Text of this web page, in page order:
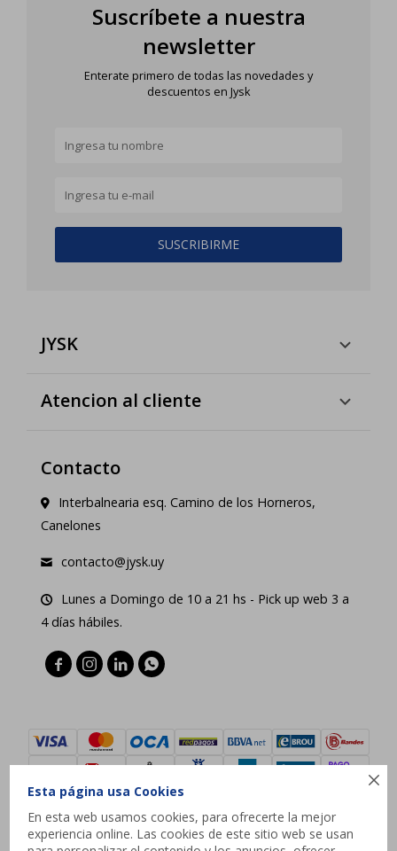

Esta página usa Cookies
En esta web usamos cookies, para ofrecerte la mejor
experiencia online. Las cookies de este sitio web se usan
Suscríbete a nuestra
newsletter
Enterate primero de todas las novedades y
descuentos en Jysk
SUSCRIBIRME
JYSK
Atencion al cliente
Contacto
Interbalnearia esq. Camino de los Horneros,
Canelones
contacto@jysk.uy
Lunes a Domingo de 10 a 21 hs - Pick up web 3 a
4 días hábiles.
   
© Copyright 2026 / JYSK